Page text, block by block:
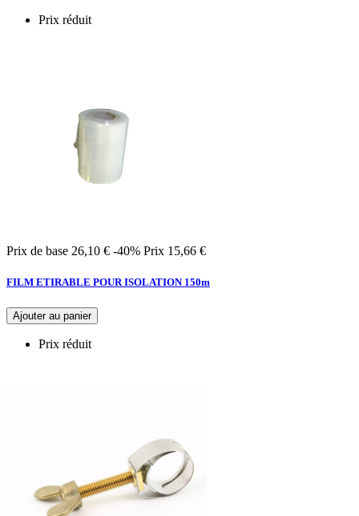
Prix réduit
Prix de base 26,10 € -40% Prix 15,66 €
FILM ETIRABLE POUR ISOLATION 150m
Ajouter au panier
Prix réduit